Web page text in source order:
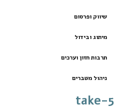
שיווק ופרסום
מיתוג ובידול
תרבות חזון וערכים
ניהול משברים